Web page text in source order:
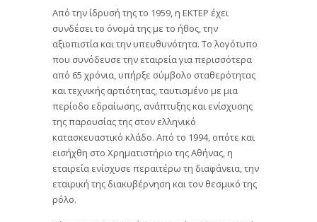
Από την ίδρυσή της το 1959, η ΕΚΤΕΡ έχει
συνδέσει το όνομά της με το ήθος, την
αξιοπιστία και την υπευθυνότητα. Το λογότυπο
που συνόδευσε την εταιρεία για περισσότερα
από 65 χρόνια, υπήρξε σύμβολο σταθερότητας
και τεχνικής αρτιότητας, ταυτισμένο με μια
περίοδο εδραίωσης, ανάπτυξης και ενίσχυσης
της παρουσίας της στον ελληνικό
κατασκευαστικό κλάδο. Από το 1994, οπότε και
εισήχθη στο Χρηματιστήριο της Αθήνας, η
εταιρεία ενίσχυσε περαιτέρω τη διαφάνεια, την
εταιρική της διακυβέρνηση και τον θεσμικό της
ρόλο.